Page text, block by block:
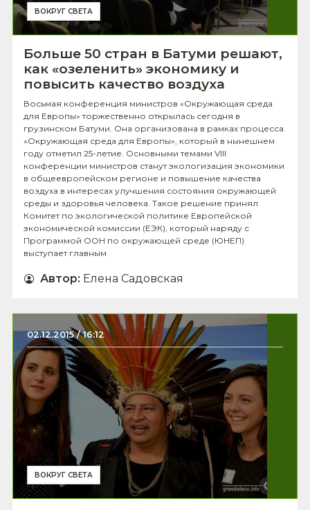
ВОКРУГ СВЕТА
Больше 50 стран в Батуми решают,
как «озеленить» экономику и
повысить качество воздуха
Восьмая конференция министров «Окружающая среда
для Европы» торжественно открылась сегодня в
грузинском Батуми. Она организована в рамках процесса
«Окружающая среда для Европы», который в нынешнем
году отметил 25-летие. Основными темами VIII
конференции министров станут экологизация экономики
в общеевропейском регионе и повышение качества
воздуха в интересах улучшения состояния окружающей
среды и здоровья человека. Такое решение принял
Комитет по экологической политике Европейской
экономической комиссии (ЕЭК), который наряду с
Программой ООН по окружающей среде (ЮНЕП)
выступает главным
Автор: Елена Садовская
02.12.2015 / 16:12
ВОКРУГ СВЕТА